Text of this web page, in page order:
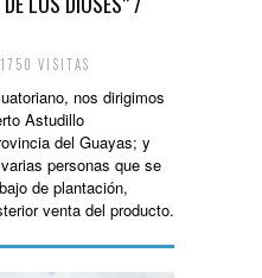
1750 VISITAS
nos dirigimos
Astudillo
del Guayas; y
personas que se
de plantación,
venta del producto.